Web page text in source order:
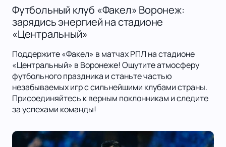
Футбольный клуб «Факел» Воронеж:
зарядись энергией на стадионе
«Центральный»
Поддержите «Факел» в матчах РПЛ на стадионе
«Центральный» в Воронеже! Ощутите атмосферу
футбольного праздника и станьте частью
незабываемых игр с сильнейшими клубами страны.
Присоединяйтесь к верным поклонникам и следите
за успехами команды!